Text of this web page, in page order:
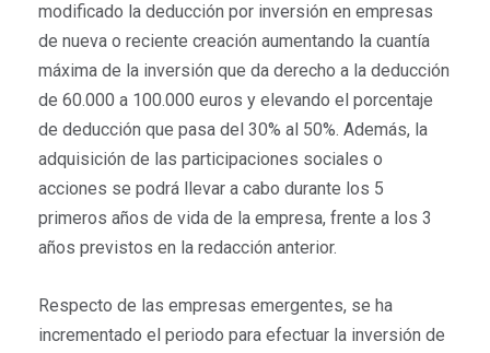
modificado la deducción por inversión en empresas
de nueva o reciente creación aumentando la cuantía
máxima de la inversión que da derecho a la deducción
de 60.000 a 100.000 euros y elevando el porcentaje
de deducción que pasa del 30% al 50%. Además, la
adquisición de las participaciones sociales o
acciones se podrá llevar a cabo durante los 5
primeros años de vida de la empresa, frente a los 3
años previstos en la redacción anterior.
Respecto de las empresas emergentes, se ha
incrementado el periodo para efectuar la inversión de